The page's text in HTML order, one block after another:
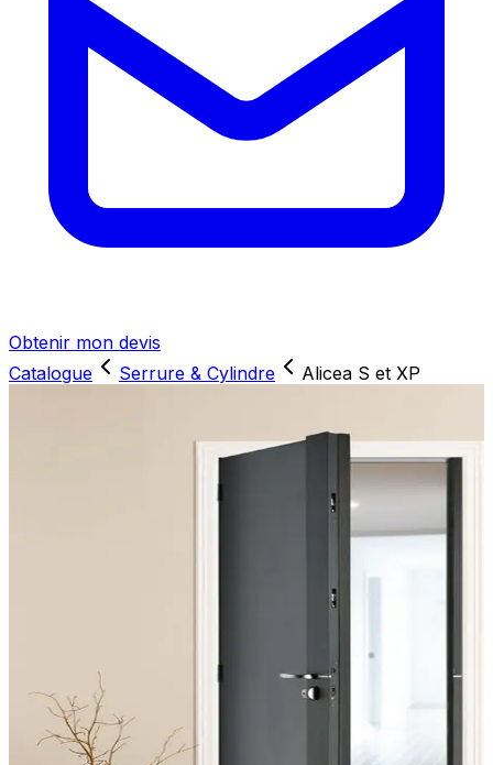
Obtenir mon devis
Catalogue
Serrure & Cylindre Alicea S et XP